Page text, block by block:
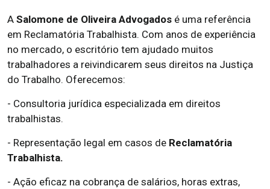
A Salomone de Oliveira Advogados é uma referência
em Reclamatória Trabalhista. Com anos de experiência
no mercado, o escritório tem ajudado muitos
trabalhadores a reivindicarem seus direitos na Justiça
do Trabalho. Oferecemos:
- Consultoria jurídica especializada em direitos
trabalhistas.
- Representação legal em casos de Reclamatória
Trabalhista.
- Ação eficaz na cobrança de salários, horas extras,